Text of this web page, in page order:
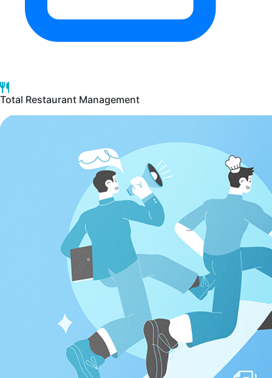
Total Restaurant Management